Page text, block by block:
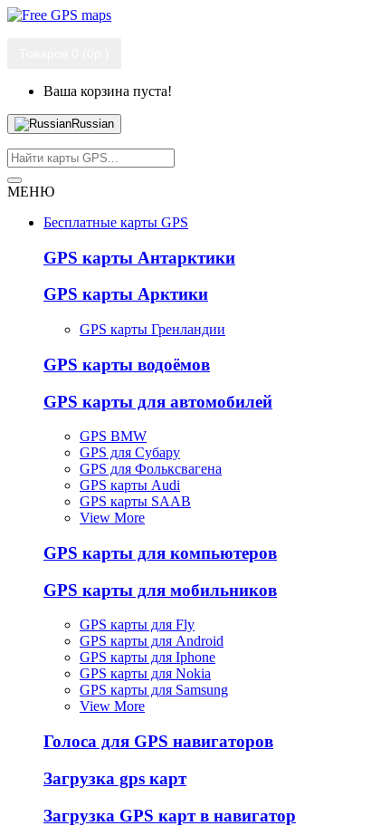
Ваша корзина пуста!
Russian
МЕНЮ
Бесплатные карты GPS
GPS карты Антарктики
GPS карты Арктики
GPS карты Гренландии
GPS карты водоёмов
GPS карты для автомобилей
GPS BMW
GPS для Субару
GPS для Фольксвагена
GPS карты Audi
GPS карты SAAB
View More
GPS карты для компьютеров
GPS карты для мобильников
GPS карты для Fly
GPS карты для Android
GPS карты для Iphone
GPS карты для Nokia
GPS карты для Samsung
View More
Голоса для GPS навигаторов
Загрузка gps карт
Загрузка GPS карт в навигатор